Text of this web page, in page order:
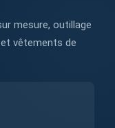
mesure, outillage
vêtements de